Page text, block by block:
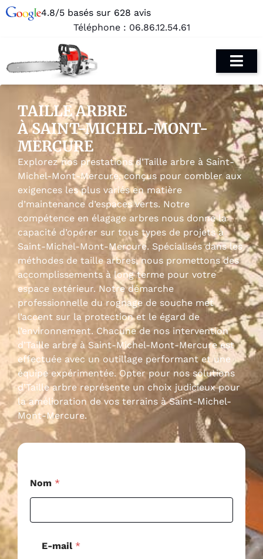
4.8/5 basés sur 628 avis
Téléphone : 06.86.12.54.61
TAILLE ARBRE
À SAINT-MICHEL-MONT-
MERCURE
Explorez nos prestations d’Taille arbre à Saint-
Michel-Mont-Mercure, conçus pour combler aux
exigences les plus variés en matière
d’maintenance d’espaces verts. Notre
compétence en élagage arbres nous donne la
capacité d’opérer sur tous types de projets à
Saint-Michel-Mont-Mercure. Spécialisés dans les
méthodes de taille arbres, nous promettons des
accomplissements à long terme pour votre
espace extérieur. Notre démarche
professionnelle du rognage de souche met
l’accent sur la protection et le égard de
l’environnement. Chacune de nos intervention
d’Taille arbre à Saint-Michel-Mont-Mercure est
effectuée avec un outillage performant et une
équipe expérimentée. Opter pour nos solutions
d’Taille arbre représente un choix judicieux pour
la amélioration de vos terrains à Saint-Michel-
Mont-Mercure.
Nom *
E-mail *
P
o
s
a
l
N